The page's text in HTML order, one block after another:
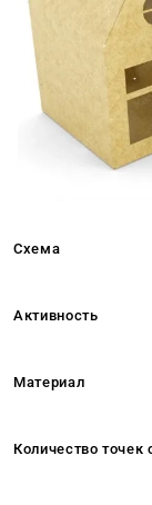
Схема
Активность
Материал
Количество точек